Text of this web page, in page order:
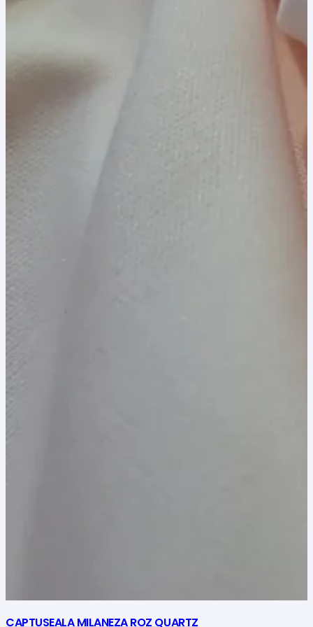
CAPTUSEALA MILANEZA ROZ QUARTZ